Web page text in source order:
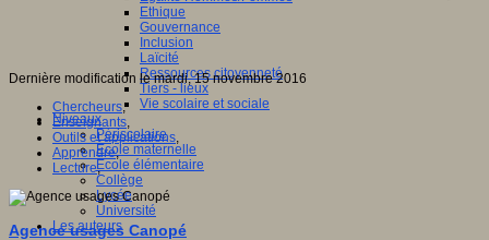
Ethique
Gouvernance
Inclusion
Laïcité
Ressources citoyenneté
Tiers - lieux
Vie scolaire et sociale
Niveaux
Périscolaire
Ecole maternelle
Ecole élémentaire
Collège
Lycée
Université
Les auteurs
Dernière modification le mardi, 15 novembre 2016
Chercheurs,
Enseignants,
Outils et applications,
Apprendre,
Lecture,
Agence usages Canopé